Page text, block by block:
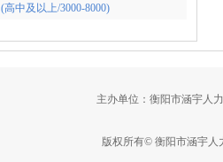
(高中及以上/3000-8000)
主办单位：衡阳市涵宇人
版权所有© 衡阳市涵宇人